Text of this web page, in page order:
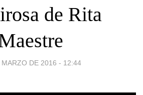
de Rita
MARZO DE 2016 - 12:44